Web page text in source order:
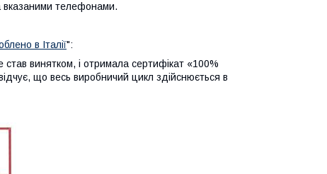
вказаними телефонами.
в Італії":
винятком, і отримала сертифікат «100%
що весь виробничий цикл здійснюється в